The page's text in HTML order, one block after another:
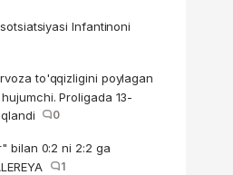
Infantinoni
to'qqizligini poylagan
Proligada 13-
0
bilan 0:2 ni 2:2 ga
1